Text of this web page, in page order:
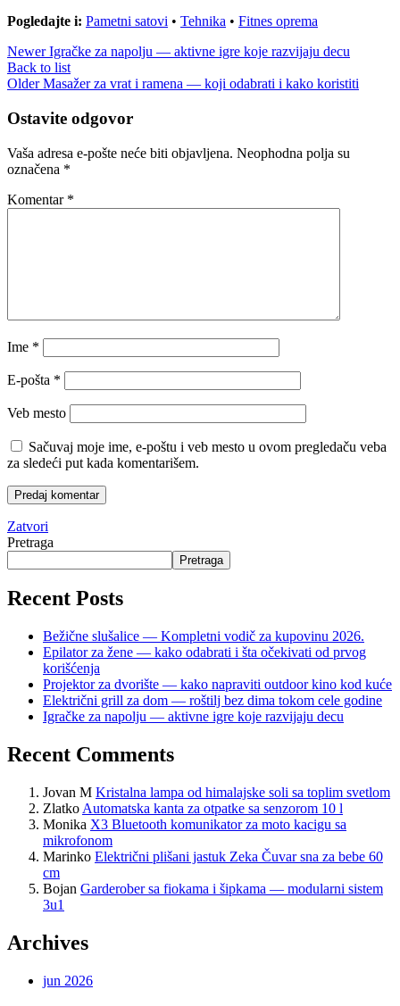
Pogledajte i: Pametni satovi • Tehnika • Fitnes oprema
Newer Igračke za napolju — aktivne igre koje razvijaju decu
Back to list
Older Masažer za vrat i ramena — koji odabrati i kako koristiti
Ostavite odgovor
Vaša adresa e-pošte neće biti objavljena. Neophodna polja su
označena *
Komentar *
Ime *
E-pošta *
Veb mesto
Sačuvaj moje ime, e-poštu i veb mesto u ovom pregledaču veba
za sledeći put kada komentarišem.
Zatvori
Pretraga
Pretraga
Recent Posts
Bežične slušalice — Kompletni vodič za kupovinu 2026.
Epilator za žene — kako odabrati i šta očekivati od prvog
korišćenja
Projektor za dvorište — kako napraviti outdoor kino kod kuće
Električni grill za dom — roštilj bez dima tokom cele godine
Igračke za napolju — aktivne igre koje razvijaju decu
Recent Comments
Jovan M Kristalna lampa od himalajske soli sa toplim svetlom
Zlatko Automatska kanta za otpatke sa senzorom 10 l
Monika X3 Bluetooth komunikator za moto kacigu sa
mikrofonom
Marinko Električni plišani jastuk Zeka Čuvar sna za bebe 60
cm
Bojan Garderober sa fiokama i šipkama — modularni sistem
3u1
Archives
jun 2026